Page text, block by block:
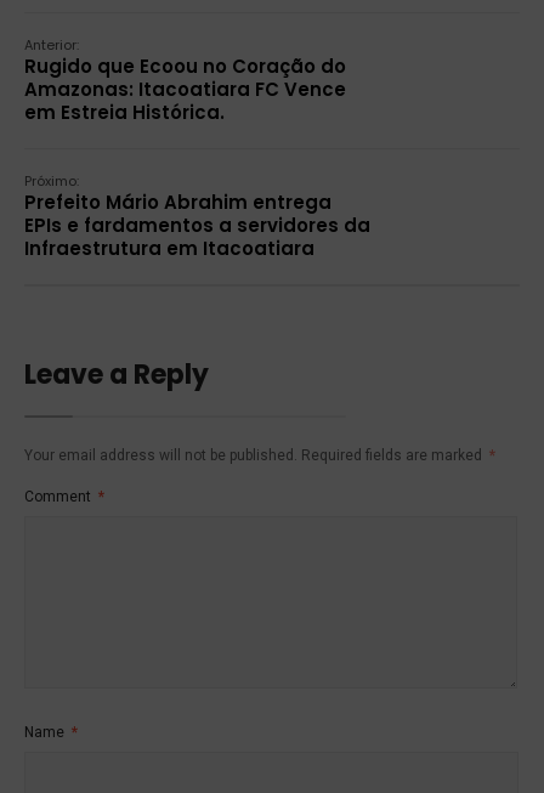
Anterior:
Rugido que Ecoou no Coração do
Amazonas: Itacoatiara FC Vence
em Estreia Histórica.
Próximo:
Prefeito Mário Abrahim entrega
EPIs e fardamentos a servidores da
Infraestrutura em Itacoatiara
Leave a Reply
Your email address will not be published. Required fields are marked *
Comment *
Name *